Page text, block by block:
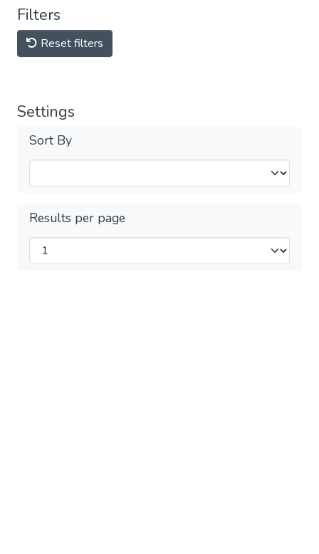
Filters
Reset filters
Settings
Sort By
Results per page